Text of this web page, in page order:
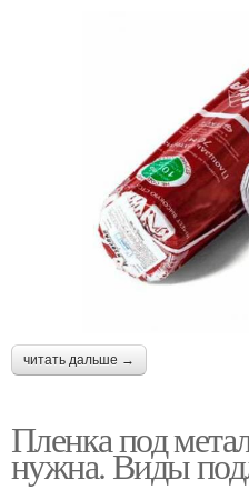
читать дальше →
Пленка под
нужна. Виды